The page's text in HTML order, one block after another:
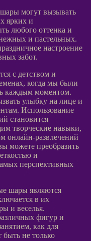
могут вызывать
ярких и
любого оттенка и
и пастельных.
настроение
забот.
с детством и
когда мы были
каждым моментом.
улыбку на лице и
Использование
становится
творческие навыки,
онлайн-развлечений
можете преобразить
и
перспективных
шары являются
в их
и веселья.
фигур и
как для
быть не только